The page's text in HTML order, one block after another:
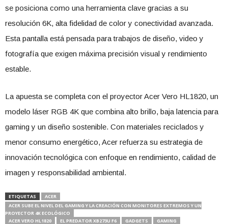
se posiciona como una herramienta clave gracias a su
resolución 6K, alta fidelidad de color y conectividad avanzada.
Esta pantalla está pensada para trabajos de diseño, video y
fotografía que exigen máxima precisión visual y rendimiento
estable.
La apuesta se completa con el proyector Acer Vero HL1820, un
modelo láser RGB 4K que combina alto brillo, baja latencia para
gaming y un diseño sostenible. Con materiales reciclados y
menor consumo energético, Acer refuerza su estrategia de
innovación tecnológica con enfoque en rendimiento, calidad de
imagen y responsabilidad ambiental.
ETIQUETAS
ACER
ACER SUBE EL NIVEL DEL GAMING Y LA CREACIÓN CON MONITORES EXTREMOS Y UN
PROYECTOR 4K ECOLÓGICO
ACER VERO HL1820
EL PREDATOR XB273U F6 GADGETS GAMING